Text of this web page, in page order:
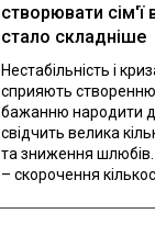
створювати сім'ї
стало складніше
Нестабільність і
сприяють створенню
бажанню народити
свідчить велика
та зниження
– скорочення